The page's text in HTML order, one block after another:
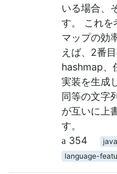
いる場合、
す。 これを
マップの効
えば、2番
hashmap、
実装を生成
同等の文字
が互いに上
す。
354
language-